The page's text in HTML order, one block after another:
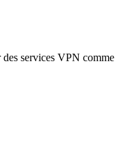
des services VPN comme